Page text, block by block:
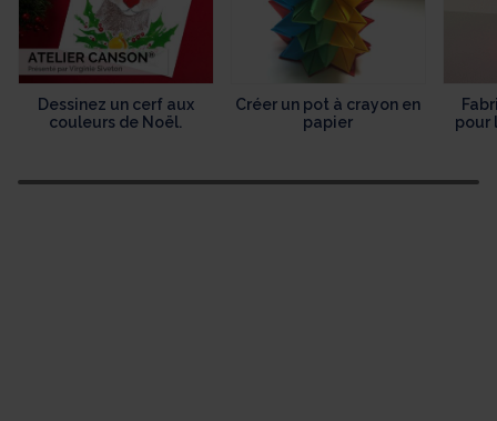
Dessinez un cerf aux
couleurs de Noël.
Créer un pot à crayon en
papier
pour